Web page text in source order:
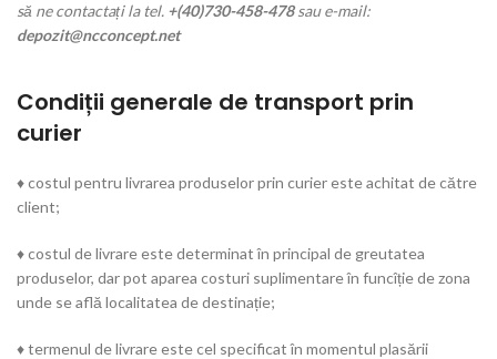
să ne contactați la tel. +(40)730-458-478sau e-mail:
depozit@ncconcept.net
Condiții generale de transport prin
curier
♦ costul pentru livrarea produselor prin curier este achitat de către
client;
♦ costul de livrare este determinat în principal de greutatea
produselor, dar pot aparea costuri suplimentare în funcîție de zona
unde se află localitatea de destinație;
♦ termenul de livrare este cel specificat în momentul plasării